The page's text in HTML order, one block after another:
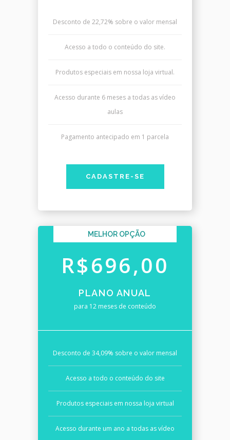
Desconto de 22,72% sobre o valor mensal
Acesso a todo o conteúdo do site.
Produtos especiais em nossa loja virtual.
Acesso durante 6 meses a todas as vídeo
aulas
Pagamento antecipado em 1 parcela
CADASTRE-SE
MELHOR OPÇÃO
R$696,00
PLANO ANUAL
para 12 meses de conteúdo
Desconto de 34,09% sobre o valor mensal
Acesso a todo o conteúdo do site
Produtos especiais em nossa loja virtual
Acesso durante um ano a todas as vídeo